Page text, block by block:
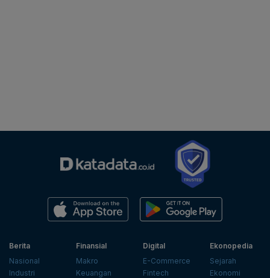
Berita
Nasional
Industri
Finansial
Makro
Keuangan
Digital
E-Commerce
Fintech
Ekonopedia
Sejarah
Ekonomi